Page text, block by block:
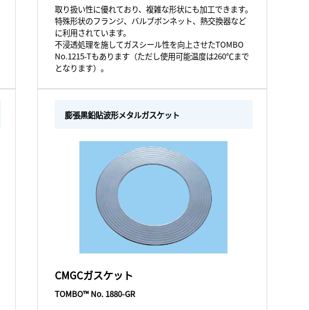
取り扱い性に優れており、複雑な形状にも加工できます。
特殊形状のフランジ、バルブボンネット、熱交換器など
に利用されています。
不浸透処理を施してガスシール性を向上させたTOMBO
No.1215-Tもあります（ただし使用可能温度は260℃まで
となります）。
膨張黒鉛貼波形メタルガスケット
CMGCガスケット
TOMBO™ No. 1880-GR